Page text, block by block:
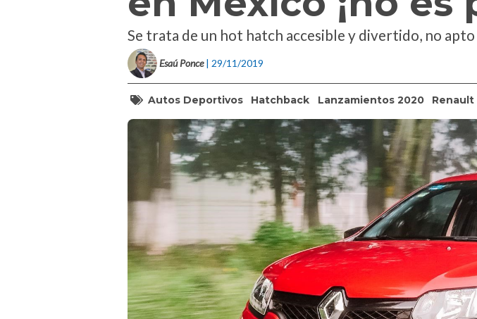
Se trata de un hot hatch accesible y divertido, no
Esaú Ponce | 29/11/2019
Autos Deportivos Hatchback Lanzamientos 2020 Renault